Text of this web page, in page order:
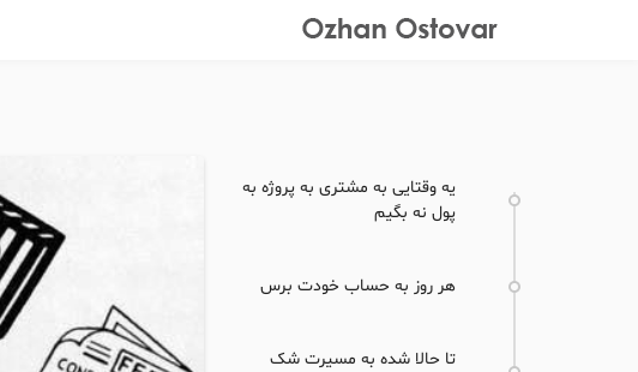
یه وقتایی به مشتری به پروژه به
پول نه بگیم
هر روز به حساب خودت برس
تا حالا شده به مسیرت شک